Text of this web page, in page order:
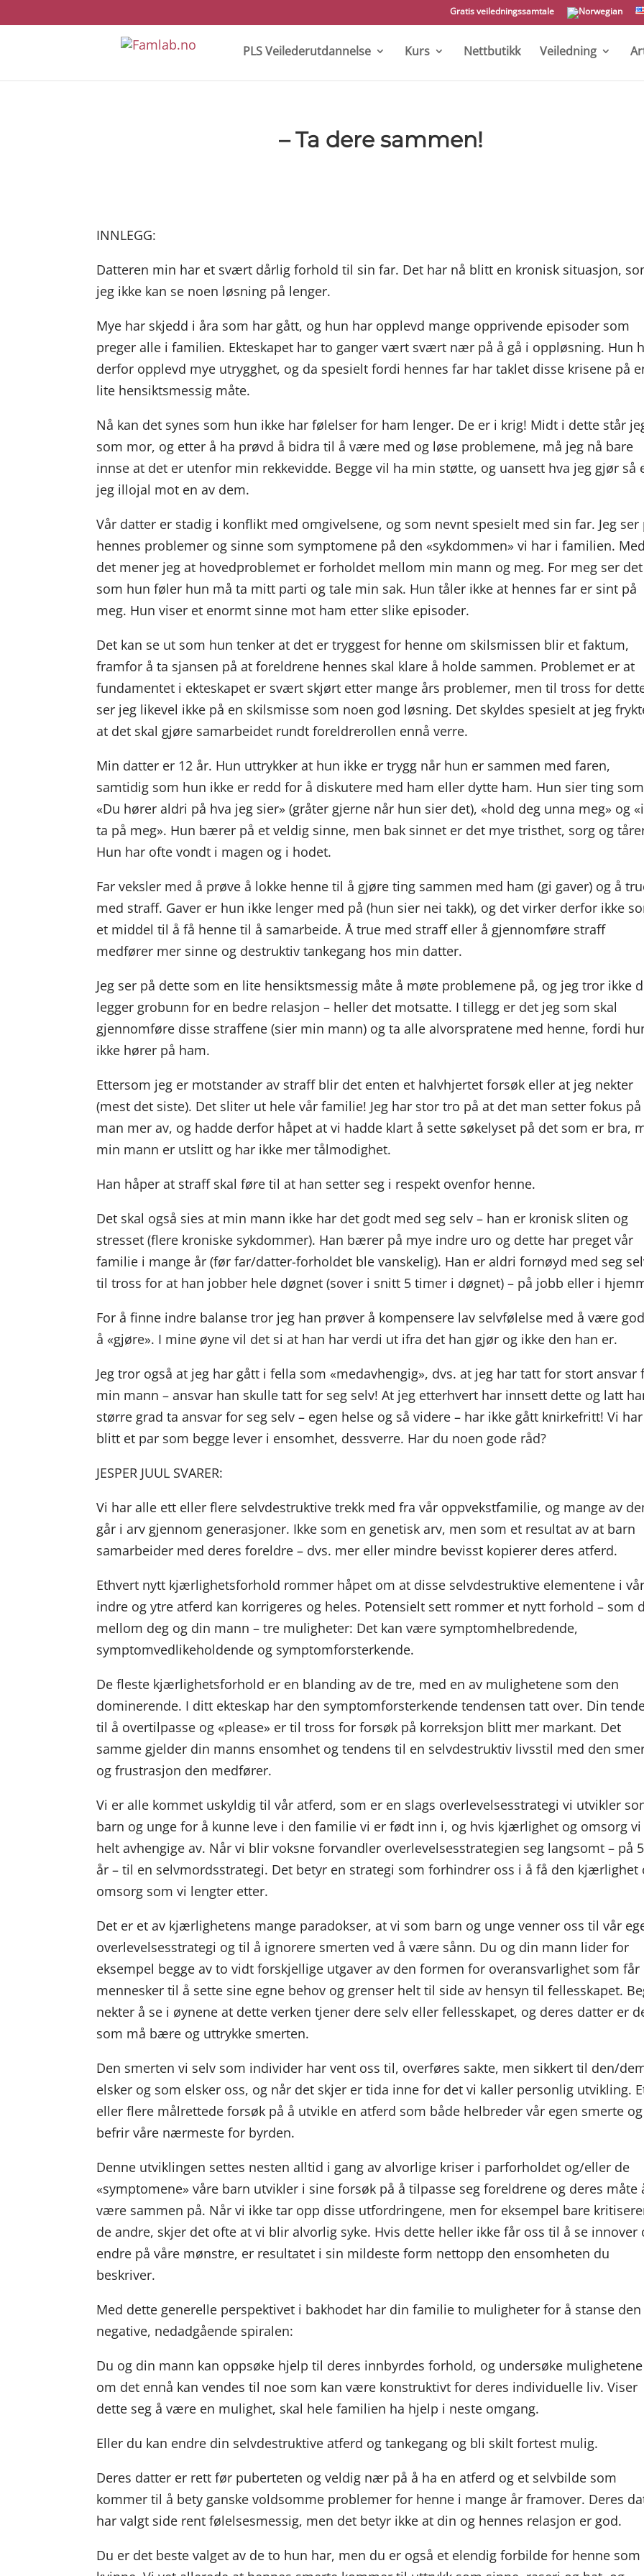
Gratis veiledningssamtale
PLS Veilederutdannelse Kurs Nettbutikk Veiledning
– Ta dere sammen!
INNLEGG:
Datteren min har et svært dårlig forhold til sin far. Det har nå blitt en kronisk situasjon,
jeg ikke kan se noen løsning på lenger.
Mye har skjedd i åra som har gått, og hun har opplevd mange opprivende episoder som
preger alle i familien. Ekteskapet har to ganger vært svært nær på å gå i oppløsning. Hun
derfor opplevd mye utrygghet, og da spesielt fordi hennes far har taklet disse krisene på
lite hensiktsmessig måte.
Nå kan det synes som hun ikke har følelser for ham lenger. De er i krig! Midt i dette står
som mor, og etter å ha prøvd å bidra til å være med og løse problemene, må jeg nå bare
innse at det er utenfor min rekkevidde. Begge vil ha min støtte, og uansett hva jeg gjør så
jeg illojal mot en av dem.
Vår datter er stadig i konflikt med omgivelsene, og som nevnt spesielt med sin far. Jeg ser
hennes problemer og sinne som symptomene på den «sykdommen» vi har i familien. Med
det mener jeg at hovedproblemet er forholdet mellom min mann og meg. For meg ser
som hun føler hun må ta mitt parti og tale min sak. Hun tåler ikke at hennes far er sint på
meg. Hun viser et enormt sinne mot ham etter slike episoder.
Det kan se ut som hun tenker at det er tryggest for henne om skilsmissen blir et faktum,
framfor å ta sjansen på at foreldrene hennes skal klare å holde sammen. Problemet er at
fundamentet i ekteskapet er svært skjørt etter mange års problemer, men til tross for
ser jeg likevel ikke på en skilsmisse som noen god løsning. Det skyldes spesielt at jeg
at det skal gjøre samarbeidet rundt foreldrerollen ennå verre.
Min datter er 12 år. Hun uttrykker at hun ikke er trygg når hun er sammen med faren,
samtidig som hun ikke er redd for å diskutere med ham eller dytte ham. Hun sier ting
«Du hører aldri på hva jeg sier» (gråter gjerne når hun sier det), «hold deg unna meg» og
ta på meg». Hun bærer på et veldig sinne, men bak sinnet er det mye tristhet, sorg og
Hun har ofte vondt i magen og i hodet.
Far veksler med å prøve å lokke henne til å gjøre ting sammen med ham (gi gaver) og å
med straff. Gaver er hun ikke lenger med på (hun sier nei takk), og det virker derfor ikke
et middel til å få henne til å samarbeide. Å true med straff eller å gjennomføre straff
medfører mer sinne og destruktiv tankegang hos min datter.
Jeg ser på dette som en lite hensiktsmessig måte å møte problemene på, og jeg tror ikke
legger grobunn for en bedre relasjon – heller det motsatte. I tillegg er det jeg som skal
gjennomføre disse straffene (sier min mann) og ta alle alvorspratene med henne, fordi
ikke hører på ham.
Ettersom jeg er motstander av straff blir det enten et halvhjertet forsøk eller at jeg nekter
(mest det siste). Det sliter ut hele vår familie! Jeg har stor tro på at det man setter fokus
man mer av, og hadde derfor håpet at vi hadde klart å sette søkelyset på det som er bra,
min mann er utslitt og har ikke mer tålmodighet.
Han håper at straff skal føre til at han setter seg i respekt ovenfor henne.
Det skal også sies at min mann ikke har det godt med seg selv – han er kronisk sliten og
stresset (flere kroniske sykdommer). Han bærer på mye indre uro og dette har preget vår
familie i mange år (før far/datter-forholdet ble vanskelig). Han er aldri fornøyd med seg
til tross for at han jobber hele døgnet (sover i snitt 5 timer i døgnet) – på jobb eller i
For å finne indre balanse tror jeg han prøver å kompensere lav selvfølelse med å være
å «gjøre». I mine øyne vil det si at han har verdi ut ifra det han gjør og ikke den han er.
Jeg tror også at jeg har gått i fella som «medavhengig», dvs. at jeg har tatt for stort ansvar
min mann – ansvar han skulle tatt for seg selv! At jeg etterhvert har innsett dette og latt
større grad ta ansvar for seg selv – egen helse og så videre – har ikke gått knirkefritt! Vi har
blitt et par som begge lever i ensomhet, dessverre. Har du noen gode råd?
JESPER JUUL SVARER:
Vi har alle ett eller flere selvdestruktive trekk med fra vår oppvekstfamilie, og mange av
går i arv gjennom generasjoner. Ikke som en genetisk arv, men som et resultat av at barn
samarbeider med deres foreldre – dvs. mer eller mindre bevisst kopierer deres atferd.
Ethvert nytt kjærlighetsforhold rommer håpet om at disse selvdestruktive elementene i vår
indre og ytre atferd kan korrigeres og heles. Potensielt sett rommer et nytt forhold – som
mellom deg og din mann – tre muligheter: Det kan være symptomhelbredende,
symptomvedlikeholdende og symptomforsterkende.
De fleste kjærlighetsforhold er en blanding av de tre, med en av mulighetene som den
dominerende. I ditt ekteskap har den symptomforsterkende tendensen tatt over. Din
til å overtilpasse og «please» er til tross for forsøk på korreksjon blitt mer markant. Det
samme gjelder din manns ensomhet og tendens til en selvdestruktiv livsstil med den
og frustrasjon den medfører.
Vi er alle kommet uskyldig til vår atferd, som er en slags overlevelsesstrategi vi utvikler
barn og unge for å kunne leve i den familie vi er født inn i, og hvis kjærlighet og omsorg vi
helt avhengige av. Når vi blir voksne forvandler overlevelsesstrategien seg langsomt – på
år – til en selvmordsstrategi. Det betyr en strategi som forhindrer oss i å få den kjærlighet
omsorg som vi lengter etter.
Det er et av kjærlighetens mange paradokser, at vi som barn og unge venner oss til vår
overlevelsesstrategi og til å ignorere smerten ved å være sånn. Du og din mann lider for
eksempel begge av to vidt forskjellige utgaver av den formen for overansvarlighet som får
mennesker til å sette sine egne behov og grenser helt til side av hensyn til fellesskapet.
nekter å se i øynene at dette verken tjener dere selv eller fellesskapet, og deres datter er
som må bære og uttrykke smerten.
Den smerten vi selv som individer har vent oss til, overføres sakte, men sikkert til den/
elsker og som elsker oss, og når det skjer er tida inne for det vi kaller personlig utvikling.
eller flere målrettede forsøk på å utvikle en atferd som både helbreder vår egen smerte og
befrir våre nærmeste for byrden.
Denne utviklingen settes nesten alltid i gang av alvorlige kriser i parforholdet og/eller de
«symptomene» våre barn utvikler i sine forsøk på å tilpasse seg foreldrene og deres måte
være sammen på. Når vi ikke tar opp disse utfordringene, men for eksempel bare
de andre, skjer det ofte at vi blir alvorlig syke. Hvis dette heller ikke får oss til å se innover
endre på våre mønstre, er resultatet i sin mildeste form nettopp den ensomheten du
beskriver.
Med dette generelle perspektivet i bakhodet har din familie to muligheter for å stanse den
negative, nedadgående spiralen:
Du og din mann kan oppsøke hjelp til deres innbyrdes forhold, og undersøke
om det ennå kan vendes til noe som kan være konstruktivt for deres individuelle liv. Viser
dette seg å være en mulighet, skal hele familien ha hjelp i neste omgang.
Eller du kan endre din selvdestruktive atferd og tankegang og bli skilt fortest mulig.
Deres datter er rett før puberteten og veldig nær på å ha en atferd og et selvbilde som
kommer til å bety ganske voldsomme problemer for henne i mange år framover. Deres
har valgt side rent følelsesmessig, men det betyr ikke at din og hennes relasjon er god.
Du er det beste valget av de to hun har, men du er også et elendig forbilde for henne som